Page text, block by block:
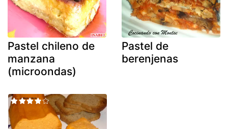
Pastel chileno de
manzana
(microondas)
Pastel de
berenjenas